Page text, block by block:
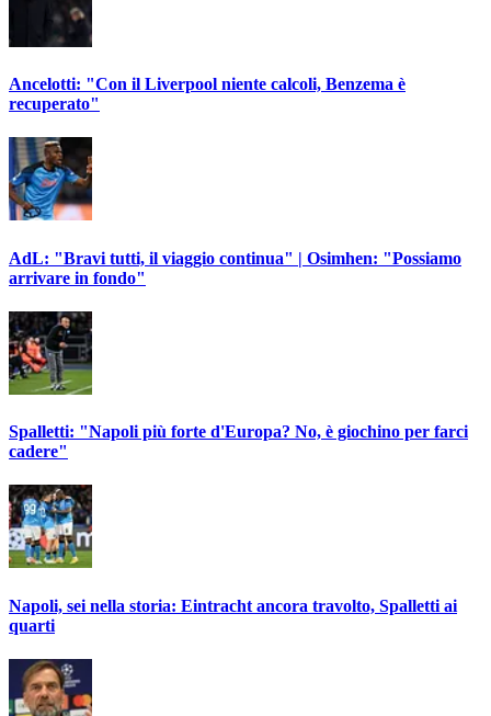
Ancelotti: "Con il Liverpool niente calcoli, Benzema è
recuperato"
AdL: "Bravi tutti, il viaggio continua" | Osimhen: "Possiamo
arrivare in fondo"
Spalletti: "Napoli più forte d'Europa? No, è giochino per farci
cadere"
Napoli, sei nella storia: Eintracht ancora travolto, Spalletti ai
quarti